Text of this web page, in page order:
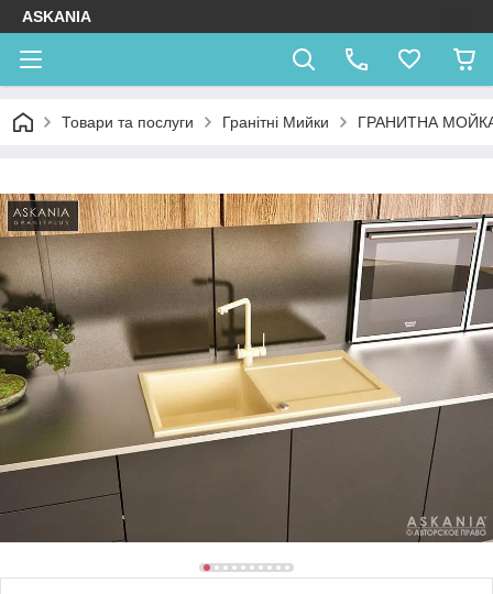
ASKANIA
Товари та послуги Гранітні Мийки ГРАНИТНА МОЙКА